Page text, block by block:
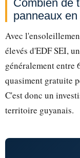
Combien de
panneaux
Avec
élevés d'EDF SEI,
généralement entre
quasiment gratuite
C'est donc un
territoire guyanais.